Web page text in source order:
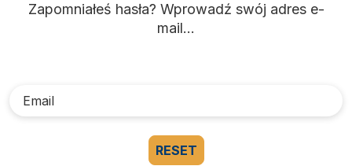
Zapomniałeś hasła? Wprowadź swój adres e-
mail…
RESET